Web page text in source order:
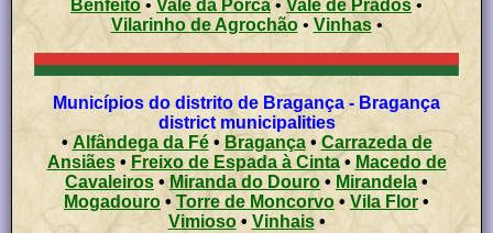
Benfeito • Vale da Porca• Vale de Prados •
Vilarinho de Agrochão• Vinhas•
Municípios do distrito de Bragança - Bragança
district municipalities
• Alfândega da Fé• Bragança• Carrazeda de
Ansiães• Freixo de Espada à Cinta• Macedo de
Cavaleiros • Miranda do Douro • Mirandela •
Mogadouro • Torre de Moncorvo• Vila Flor •
Vimioso• Vinhais•